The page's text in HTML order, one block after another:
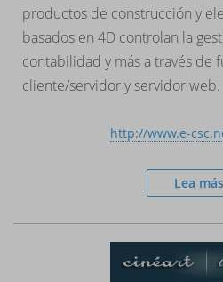
productos de construcción y
basados en 4D controlan la
contabilidad y más a través de
cliente/servidor y servidor web.
http://www.e-
Lea más